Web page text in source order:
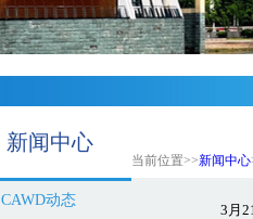
新闻中心
当前位置>>新闻中心
CAWD动态
3月